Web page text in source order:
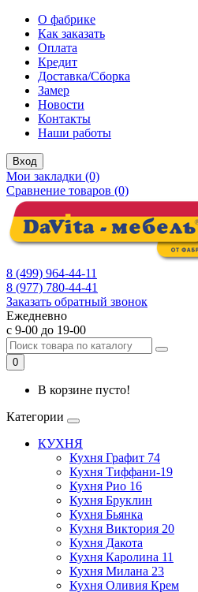
О фабрике
Как заказать
Оплата
Кредит
Доставка/Сборка
Замер
Новости
Контакты
Наши работы
Вход
Мои закладки (0)
Сравнение товаров (0)
8 (499) 964-44-11
8 (977) 780-44-41
Заказать обратный звонок
Ежедневно
с 9-00 до 19-00
0
В корзине пусто!
Категории
КУХНЯ
Кухня Графит 74
Кухня Тиффани-19
Кухня Рио 16
Кухня Бруклин
Кухня Бьянка
Кухня Виктория 20
Кухня Дакота
Кухня Каролина 11
Кухня Милана 23
Кухня Оливия Крем